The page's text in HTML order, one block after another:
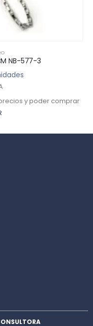
NB-577-3
y poder comprar